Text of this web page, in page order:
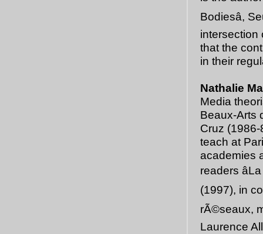
Bodiesâ,
intersection
that the
in their
Nathalie
Media
Beaux-Arts
Cruz
teach at
academies
readers
(1997), in
rÃ©seaux,
Laurence